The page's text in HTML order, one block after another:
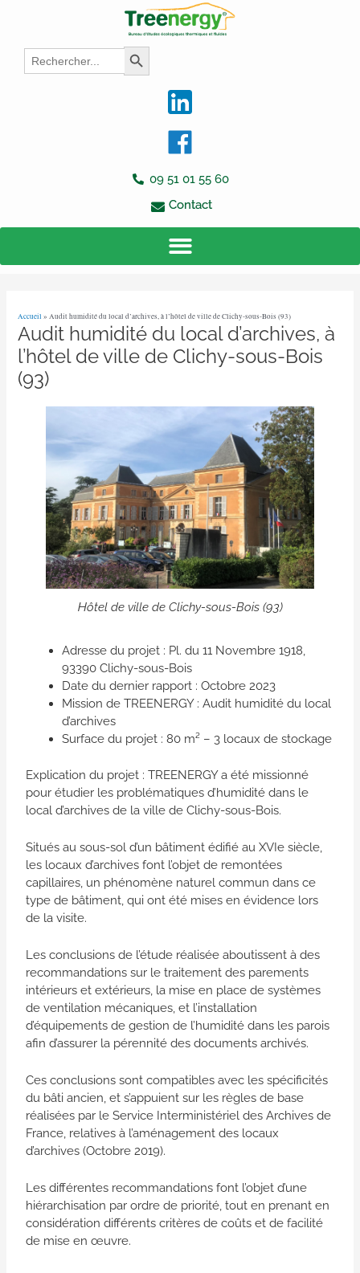
Search
for:
Search Button
09 51 01 55 60
Contact
Accueil » Audit humidité du local d’archives, à l’hôtel de ville de Clichy-sous-Bois (93)
Audit humidité du local d’archives, à
l’hôtel de ville de Clichy-sous-Bois
(93)
Hôtel de ville de Clichy-sous-Bois (93)
Adresse du projet : Pl. du 11 Novembre 1918,
93390 Clichy-sous-Bois
Date du dernier rapport : Octobre 2023
Mission de TREENERGY : Audit humidité du local
d’archives
Surface du projet : 80 m² – 3 locaux de stockage
Explication du projet : TREENERGY a été missionné
pour étudier les problématiques d’humidité dans le
local d’archives de la ville de Clichy-sous-Bois.
Situés au sous-sol d’un bâtiment édifié au XVIe siècle,
les locaux d’archives font l’objet de remontées
capillaires, un phénomène naturel commun dans ce
type de bâtiment, qui ont été mises en évidence lors
de la visite.
Les conclusions de l’étude réalisée aboutissent à des
recommandations sur le traitement des parements
intérieurs et extérieurs, la mise en place de systèmes
de ventilation mécaniques, et l’installation
d’équipements de gestion de l’humidité dans les parois
afin d’assurer la pérennité des documents archivés.
Ces conclusions sont compatibles avec les spécificités
du bâti ancien, et s’appuient sur les règles de base
réalisées par le Service Interministériel des Archives de
France, relatives à l’aménagement des locaux
d’archives (Octobre 2019).
Les différentes recommandations font l’objet d’une
hiérarchisation par ordre de priorité, tout en prenant en
considération différents critères de coûts et de facilité
de mise en œuvre.